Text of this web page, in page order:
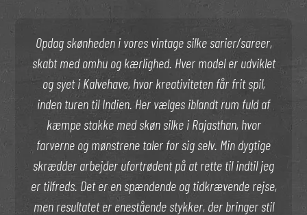
Opdag skønheden i vores vintage silke sarier/sareer,
skabt med omhu og kærlighed. Hver model er udviklet
og syet i Kalvehave, hvor kreativiteten får frit spil,
inden turen til Indien. Her vælges iblandt rum fuld af
kæmpe stakke med skøn silke i Rajasthan, hvor
farverne og mønstrene taler for sig selv. Min dygtige
skrædder arbejder ufortrødent på at rette til indtil jeg
er tilfreds. Det er en spændende og tidkrævende rejse,
men resultatet er enestående stykker, der bringer stil